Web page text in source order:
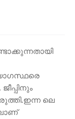
ലെ
ലാണ്